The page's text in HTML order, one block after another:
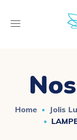
Home Jolis